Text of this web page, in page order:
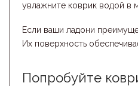
увлажните коврик водой в
Если ваши ладони
Их поверхность
Попробуйте